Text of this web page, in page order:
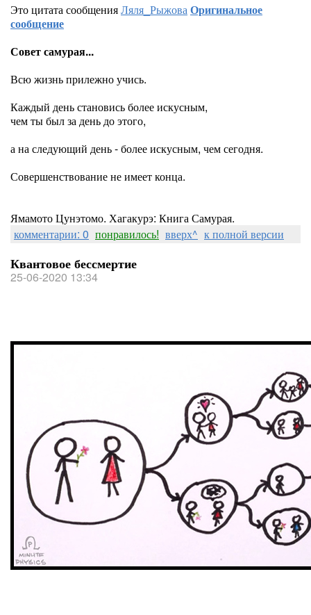
Это цитата сообщенияЛяля_РыжоваОригинальное
сообщение
Совет самурая...
Всю жизнь прилежно учись.
Каждый день становись более искусным,
чем ты был за день до этого,
а на следующий день - более искусным, чем сегодня.
Совершенствование не имеет конца.
Ямамото Цунэтомо. Хагакурэ: Книга Самурая.
комментарии: 0 понравилось! вверх^ к полной версии
Квантовое бессмертие
25-06-2020 13:34